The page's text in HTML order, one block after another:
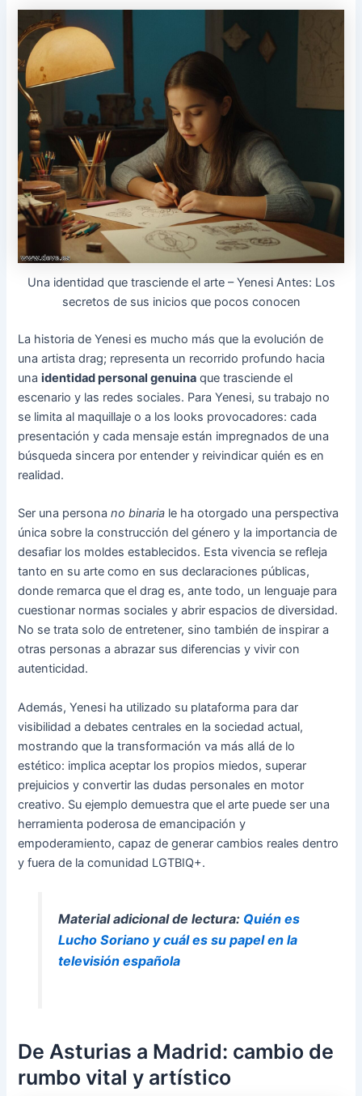
Una identidad que trasciende el arte – Yenesi Antes: Los
secretos de sus inicios que pocos conocen
La historia de Yenesi es mucho más que la evolución de
una artista drag; representa un recorrido profundo hacia
unaidentidad personal genuina que trasciende el
escenario y las redes sociales. Para Yenesi, su trabajo no
se limita al maquillaje o a los looks provocadores: cada
presentación y cada mensaje están impregnados de una
búsqueda sincera por entender y reivindicar quién es en
realidad.
Ser una personano binaria le ha otorgado una perspectiva
única sobre la construcción del género y la importancia de
desafiar los moldes establecidos. Esta vivencia se refleja
tanto en su arte como en sus declaraciones públicas,
donde remarca que el drag es, ante todo, un lenguaje para
cuestionar normas sociales y abrir espacios de diversidad.
No se trata solo de entretener, sino también de inspirar a
otras personas a abrazar sus diferencias y vivir con
autenticidad.
Además, Yenesi ha utilizado su plataforma para dar
visibilidad a debates centrales en la sociedad actual,
mostrando que la transformación va más allá de lo
estético: implica aceptar los propios miedos, superar
prejuicios y convertir las dudas personales en motor
creativo. Su ejemplo demuestra que el arte puede ser una
herramienta poderosa de emancipación y
empoderamiento, capaz de generar cambios reales dentro
y fuera de la comunidad LGTBIQ+.
Material adicional de lectura: Quién es
Lucho Soriano y cuál es su papel en la
televisión española
De Asturias a Madrid: cambio de
rumbo vital y artístico